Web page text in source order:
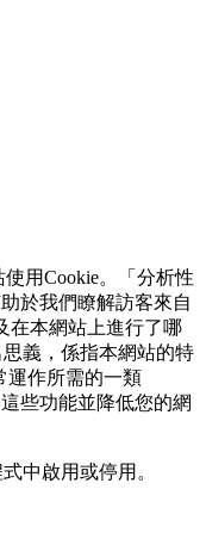
用Cookie。「分析性
於我們瞭解訪客來自
在本網站上進行了哪
義，係指本網站的特
運作所需的一類
些功能並降低您的網
中啟用或停用。